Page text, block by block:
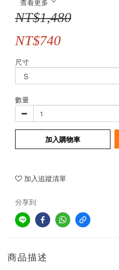
查看更多
NT$1,480
NT$740
尺寸
數量
加入購物車
加入追蹤清單
分享到
商品描述